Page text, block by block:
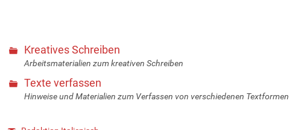
Kreatives Schreiben
Arbeitsmaterialien zum kreativen Schreiben
Texte verfassen
Hinweise und Materialien zum Verfassen von verschiedenen Textformen